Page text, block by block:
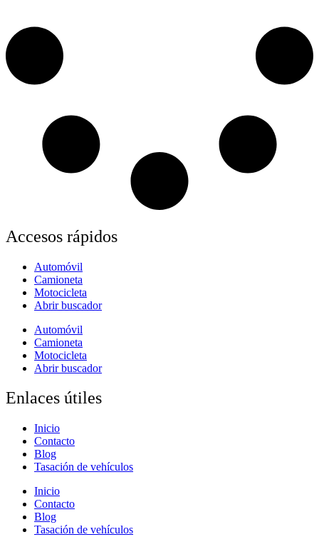
Accesos rápidos
Automóvil
Camioneta
Motocicleta
Abrir buscador
Automóvil
Camioneta
Motocicleta
Abrir buscador
Enlaces útiles
Inicio
Contacto
Blog
Tasación de vehículos
Inicio
Contacto
Blog
Tasación de vehículos